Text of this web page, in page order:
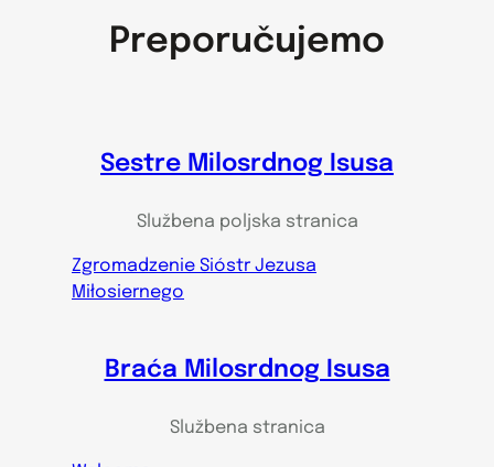
Preporučujemo
Sestre Milosrdnog Isusa
Službena poljska stranica
Zgromadzenie Sióstr Jezusa
Miłosiernego
Braća Milosrdnog Isusa
Službena stranica